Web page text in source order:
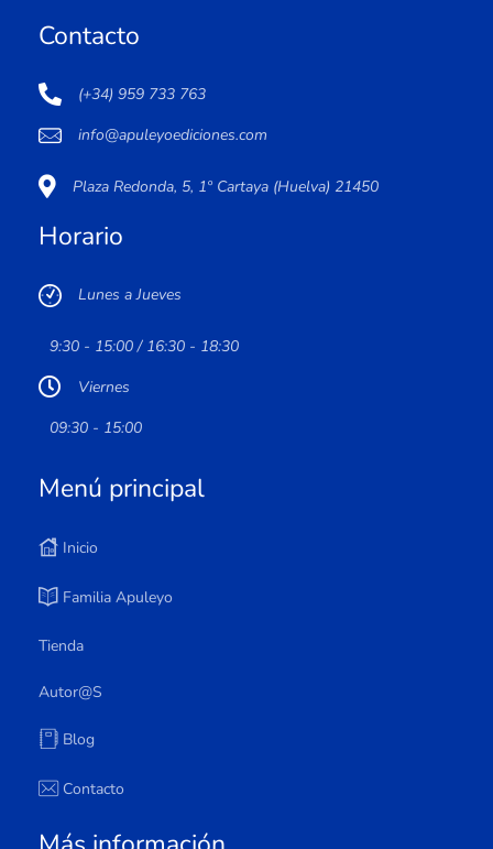
Contacto
(+34) 959 733 763
info@apuleyoediciones.com
Plaza Redonda, 5, 1º Cartaya (Huelva) 21450
Horario
Lunes a Jueves
9:30 - 15:00 / 16:30 - 18:30
Viernes
09:30 - 15:00
Menú principal
Inicio
Familia Apuleyo
Tienda
Autor@s
Blog
Contacto